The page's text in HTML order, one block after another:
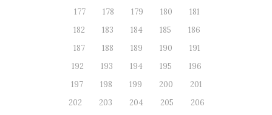
177
178 179 180
181
182
183 184 185
186
187
188 189 190
191
192
193 194 195
196
197
198 199 200
201
202
203 204 205
206